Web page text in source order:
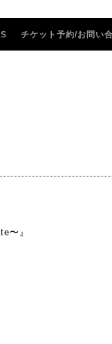
チケット予約/お問い
〜』